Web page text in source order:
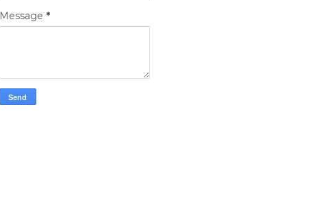
Message *